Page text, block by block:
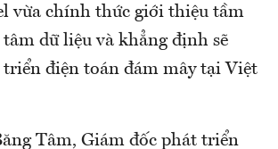
vừa chính thức giới thiệu tầm
dữ liệu và khẳng định sẽ
triển điện toán đám mây tại Việt
Tâm, Giám đốc phát triển